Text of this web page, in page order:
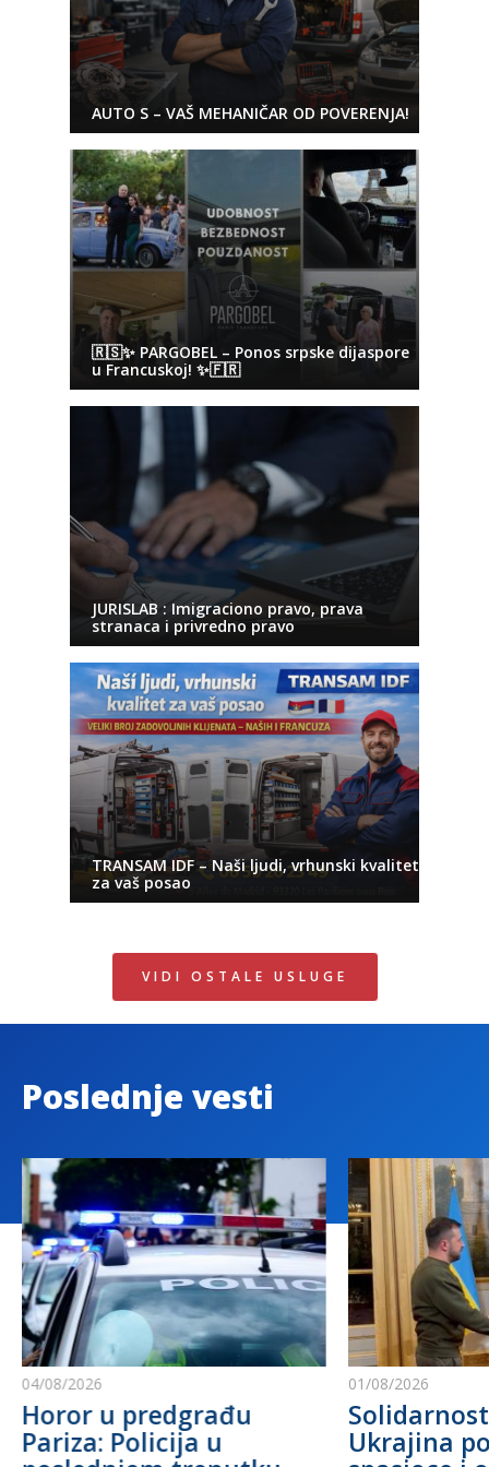
AUTO S – VAŠ MEHANIČAR OD POVERENJA!
🇷🇸✨ PARGOBEL – Ponos srpske dijaspore
u Francuskoj! ✨🇫🇷
JURISLAB : Imigraciono pravo, prava
stranaca i privredno pravo
TRANSAM IDF – Naši ljudi, vrhunski kvalitet
za vaš posao
VIDI OSTALE USLUGE
Poslednje vesti
04/08/2026
Horor u predgrađu
Pariza: Policija u
01/08/2026
Ukrajina